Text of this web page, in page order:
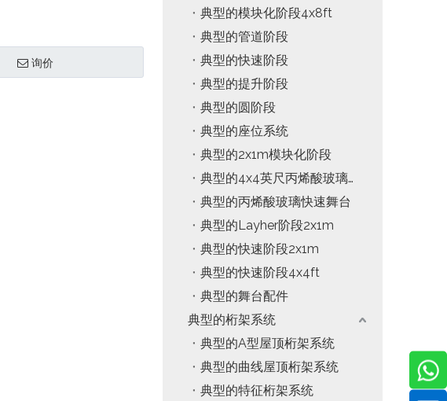
询价
典型的模块化阶段4x8ft
典型的管道阶段
典型的快速阶段
典型的提升阶段
典型的圆阶段
典型的座位系统
典型的2x1m模块化阶段
典型的4x4英尺丙烯酸玻璃模块化阶段
典型的丙烯酸玻璃快速舞台
典型的Layher阶段2x1m
典型的快速阶段2x1m
典型的快速阶段4x4ft
典型的舞台配件
典型的桁架系统
典型的A型屋顶桁架系统
典型的曲线屋顶桁架系统
典型的特征桁架系统